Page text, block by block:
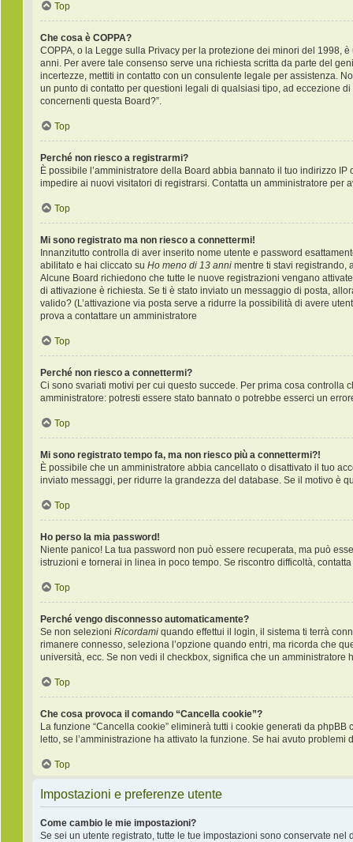
Top
Che cosa è COPPA?
COPPA, o la Legge sulla Privacy per la protezione dei minori del 1998,
anni. Per avere tale consenso serve una richiesta scritta da parte del
incertezze, mettiti in contatto con un consulente legale per assistenza.
un punto di contatto per questioni legali di qualsiasi tipo, ad eccezione
concernenti questa Board?”.
Top
Perché non riesco a registrarmi?
È possibile l’amministratore della Board abbia bannato il tuo indirizzo
impedire ai nuovi visitatori di registrarsi. Contatta un amministratore per
Top
Mi sono registrato ma non riesco a connettermi!
Innanzitutto controlla di aver inserito nome utente e password
abilitato e hai cliccato su Ho meno di 13 anni mentre ti stavi registrando,
Alcune Board richiedono che tutte le nuove registrazioni vengano
di attivazione è richiesta. Se ti è stato inviato un messaggio di posta,
valido? (L’attivazione via posta serve a ridurre la possibilità di avere
prova a contattare un amministratore
Top
Perché non riesco a connettermi?
Ci sono svariati motivi per cui questo succede. Per prima cosa
amministratore: potresti essere stato bannato o potrebbe esserci un
Top
Mi sono registrato tempo fa, ma non riesco più a connettermi?!
È possibile che un amministratore abbia cancellato o disattivato il tuo
inviato messaggi, per ridurre la grandezza del database. Se il motivo è
Top
Ho perso la mia password!
Niente panico! La tua password non può essere recuperata, ma può
istruzioni e tornerai in linea in poco tempo. Se riscontro difficoltà, contatta
Top
Perché vengo disconnesso automaticamente?
Se non selezioni Ricordami quando effettui il login, il sistema ti terrà
rimanere connesso, seleziona l’opzione quando entri, ma ricorda che
università, ecc. Se non vedi il checkbox, significa che un amministratore
Top
Che cosa provoca il comando “Cancella cookie”?
La funzione “Cancella cookie” eliminerà tutti i cookie generati da
letto, se l’amministrazione ha attivato la funzione. Se hai avuto
Top
Impostazioni e preferenze utente
Come cambio le mie impostazioni?
Se sei un utente registrato, tutte le tue impostazioni sono conservate